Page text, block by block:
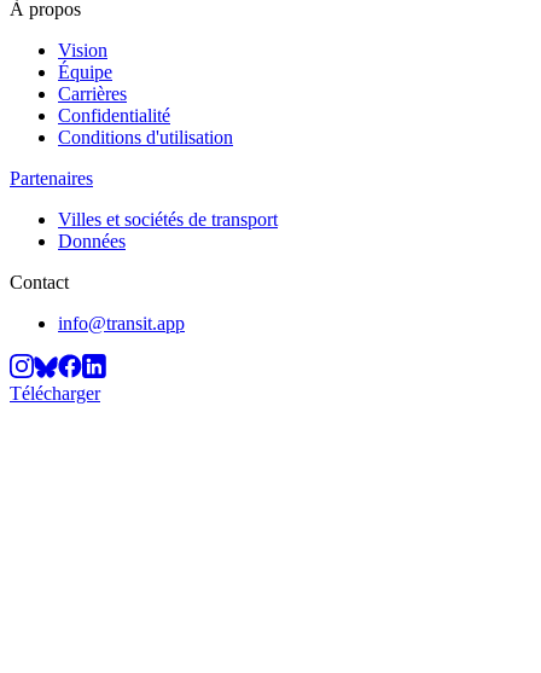
À propos
Vision
Équipe
Carrières
Confidentialité
Conditions d'utilisation
Partenaires
Villes et sociétés de transport
Données
Contact
info@transit.app
Télécharger